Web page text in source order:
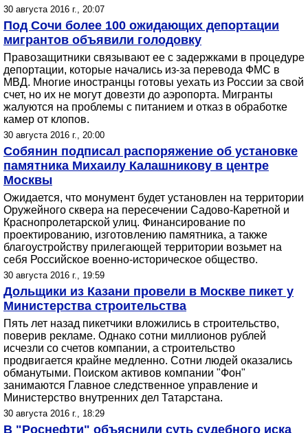
30 августа 2016 г., 20:07
Под Сочи более 100 ожидающих депортации
мигрантов объявили голодовку
Правозащитники связывают ее с задержками в процедуре
депортации, которые начались из-за перевода ФМС в
МВД. Многие иностранцы готовы уехать из России за свой
счет, но их не могут довезти до аэропорта. Мигранты
жалуются на проблемы с питанием и отказ в обработке
камер от клопов.
30 августа 2016 г., 20:00
Собянин подписал распоряжение об установке
памятника Михаилу Калашникову в центре
Москвы
Ожидается, что монумент будет установлен на территории
Оружейного сквера на пересечении Садово-Каретной и
Краснопролетарской улиц. Финансирование по
проектированию, изготовлению памятника, а также
благоустройству прилегающей территории возьмет на
себя Российское военно-историческое общество.
30 августа 2016 г., 19:59
Дольщики из Казани провели в Москве пикет у
Министерства строительства
Пять лет назад пикетчики вложились в строительство,
поверив рекламе. Однако сотни миллионов рублей
исчезли со счетов компании, а строительство
продвигается крайне медленно. Сотни людей оказались
обманутыми. Поиском активов компании "Фон"
занимаются Главное следственное управление и
Министерство внутренних дел Татарстана.
30 августа 2016 г., 18:29
В "Роснефти" объяснили суть судебного иска